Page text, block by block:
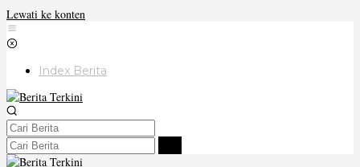
Lewati ke konten
Index Berita